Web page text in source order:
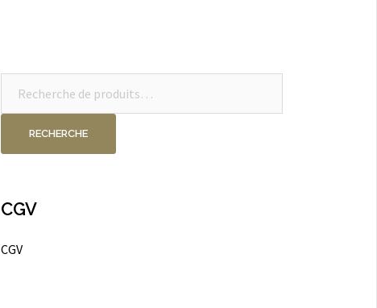
RECHERCHE
CGV
CGV